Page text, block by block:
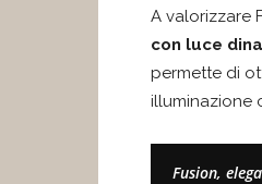
A valorizzare
con luce
permette di
illuminazione
Fusion,